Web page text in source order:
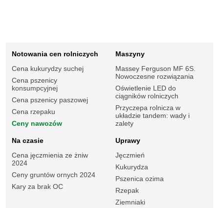
Notowania cen rolniczych
Cena kukurydzy suchej
Cena pszenicy
konsumpcyjnej
Cena pszenicy paszowej
Cena rzepaku
Ceny nawozów
Maszyny
Massey Ferguson MF 6S.
Nowoczesne rozwiązania
Oświetlenie LED do
ciągników rolniczych
Przyczepa rolnicza w
układzie tandem: wady i
zalety
Na czasie
Cena jęczmienia ze żniw
2024
Ceny gruntów ornych 2024
Kary za brak OC
Uprawy
Jęczmień
Kukurydza
Pszenica ozima
Rzepak
Ziemniaki